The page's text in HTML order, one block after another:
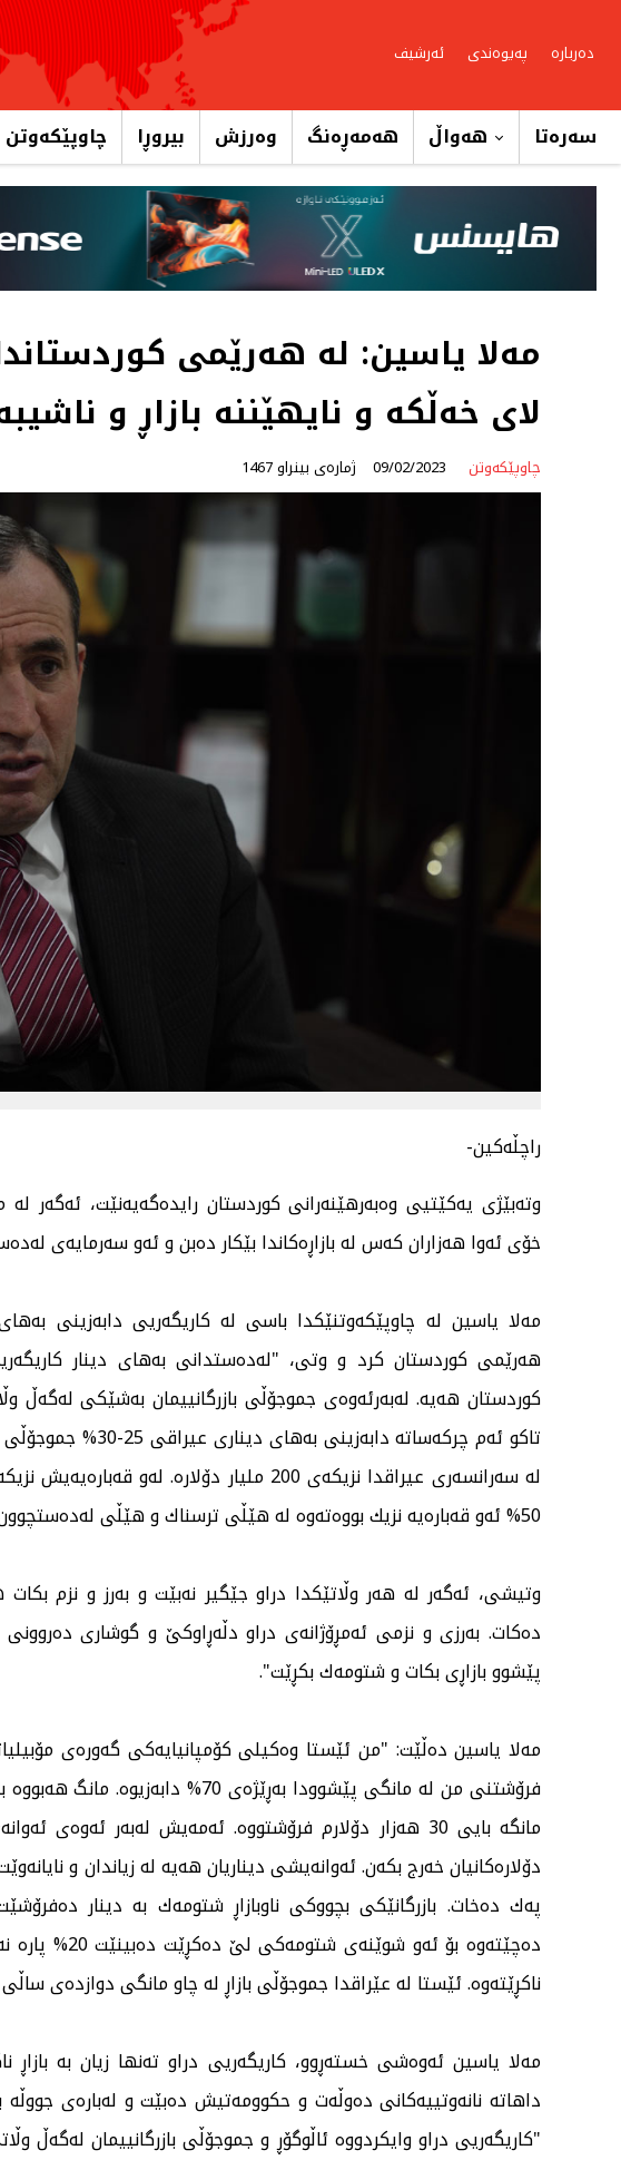
دەربارە پەیوەندی ئەرشیف
سەرەتا هەواڵ هەمەڕەنگ وەرزش بیروڕا چاوپێکەوتن
لای خەڵكە و نایهێننە بازاڕ و
چاوپێکەوتن 09/02/2023 ژمارەی بینراو 1467
راچڵەكین-
وتەبێژی یەكێتیی وەبەرهێنەرانی كوردستان رایدەگەیەنێت، ئەگەر
خۆی ئەوا هەزاران كەس لە بازاڕەكاندا بێكار دەبن و ئەو سەرمایەی
مەلا یاسین لە چاوپێكەوتنێكدا باسی لە كاریگەریی دابەزینی
هەرێمی كوردستان كرد و وتی، "لەدەستدانی بەهای دینار
كوردستان هەیە. لەبەرئەوەی جموجۆڵی بازرگانییمان بەشێكی لەگەڵ
تاكو ئەم چركەساتە
50% ئەو قەبارەیە نزیك بووەتەوە لە هێڵی ترسناك و هێڵی لەدەستچوون".
وتیشی، ئەگەر لە هەر وڵاتێكدا دراو جێگیر نەبێت و بەرز و نزم
دەكات. بەرزی و نزمی ئەمڕۆژانەی دراو دڵەڕاوكێ و گوشاری
پێشوو بازاڕی بكات و شتومەك بكڕێت".
مانگە بایی 30 هەزار دۆلارم فرۆشتووە. ئەمەیش لەبەر ئەوەی
دۆلارەكانیان خەرج بكەن. ئەوانەیشی دیناریان هەیە لە زیاندان و
پەك دەخات. بازرگانێكی بچووكی ناوبازاڕ شتومەك بە دینار
دەچێتەوە بۆ
ناكڕێتەوە. ئێستا لە عێراقدا جموجۆڵی بازاڕ لە چاو مانگی دوازدەی ساڵی 2022دا 50% وەستاوە و جووڵە ناكات".
مەلا یاسین ئەوەشی خستەڕوو، كاریگەریی دراو تەنها زیان بە بازاڕ
داهاتە نانەوتییەكانی دەوڵەت و حكوومەتیش دەبێت و لەبارەی جووڵە